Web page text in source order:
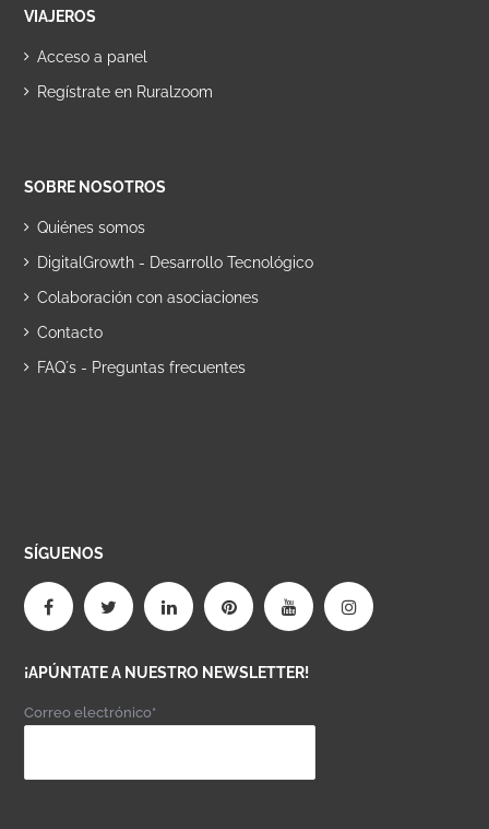
VIAJEROS
Acceso a panel
Regístrate en Ruralzoom
SOBRE NOSOTROS
Quiénes somos
DigitalGrowth - Desarrollo Tecnológico
Colaboración con asociaciones
Contacto
FAQ´s - Preguntas frecuentes
SÍGUENOS
¡APÚNTATE A NUESTRO NEWSLETTER!
Correo electrónico*